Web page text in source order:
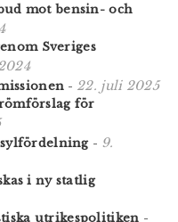
mot bensin- och
Sveriges
- 22. juli 2025
för
- 9.
i ny statlig
utrikespolitiken -